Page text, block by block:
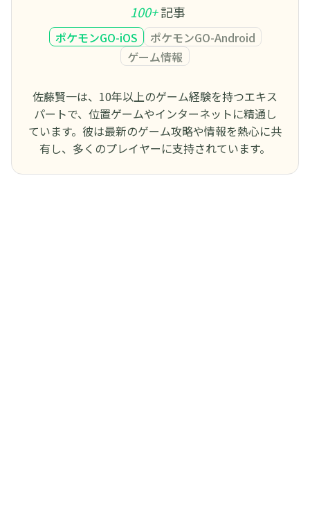
100+記事
ポケモンGO-iOS
ポケモンGO-Android
ゲーム情報
佐藤賢一は、10年以上のゲーム経験を持つエキス
パートで、位置ゲームやインターネットに精通し
ています。彼は最新のゲーム攻略や情報を熱心に共
有し、多くのプレイヤーに支持されています。